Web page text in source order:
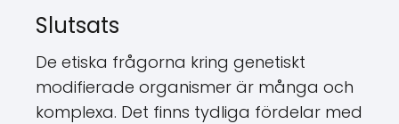
Slutsats
De etiska frågorna kring genetiskt
modifierade organismer är många och
komplexa. Det finns tydliga fördelar med